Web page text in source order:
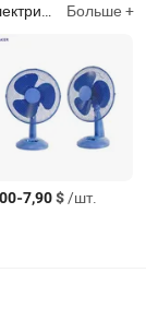
очиститель воздуха, увлажнитель Больше +
-7,90$/шт.